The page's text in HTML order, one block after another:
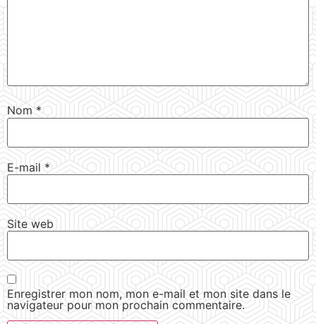
Nom*
E-mail*
Site web
Enregistrer mon nom, mon e-mail et mon site dans le
navigateur pour mon prochain commentaire.